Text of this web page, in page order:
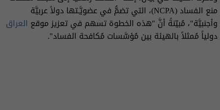
منع الفساد (NCPA)، التي تضمُّ في عضويَّـتها دولاً عربيَّة
وأجنبيَّة"، مُبيّنةً أنَّ "هذه الخطوة تسهم في تعزيز موقع العراق
دولياً مُمثلاً بالهيئة بين مُؤسَّسات مُكافحة الفساد".